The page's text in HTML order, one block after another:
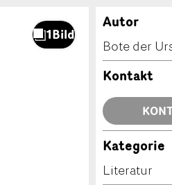
Autor
Bote der
Kontakt
Kategorie
Literatur